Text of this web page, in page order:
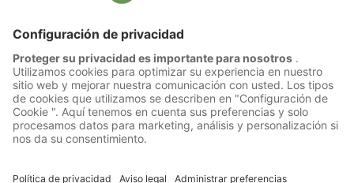
(No es un camping)
Redes sociales